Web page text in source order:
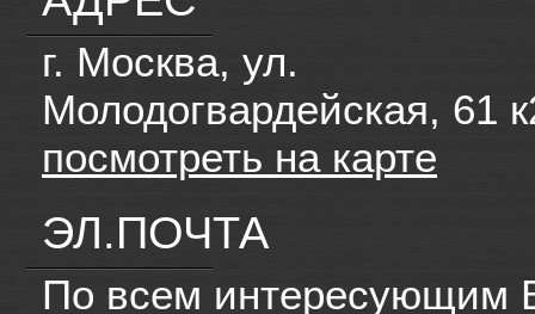
г. Москва, ул.
Молодогвардейская, 61
посмотреть на карте
ЭЛ.ПОЧТА
По всем интересующим